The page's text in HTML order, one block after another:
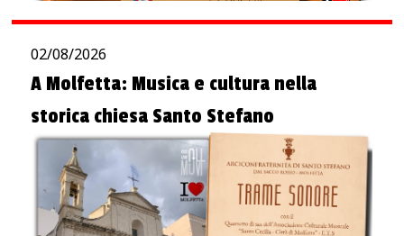
02/08/2026
A Molfetta: Musica e cultura nella
storica chiesa Santo Stefano